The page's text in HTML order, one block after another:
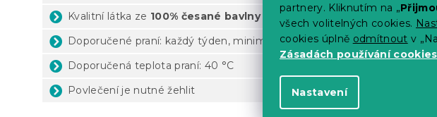
partnery. Kliknutím na „
všech volitelných cookies.
cookies úplně odmítnout v
Zásadách používání cookies
Nastavení
Kvalitní látka ze 100% česané bavlny Renforcé
Doporučené praní: každý týden, minimálně 1x za 14 dní
Doporučená teplota praní: 40 °C
Povlečení je nutné žehlit